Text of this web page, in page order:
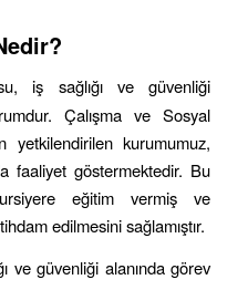
iş sağlığı ve güvenliği
Çalışma ve Sosyal
yetkilendirilen kurumumuz,
faaliyet göstermektedir. Bu
eğitim vermiş ve
edilmesini sağlamıştır.
ve güvenliği alanında görev